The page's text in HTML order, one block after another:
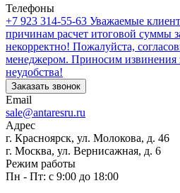
Телефоны
+7 923 314-55-63 Уважаемые
причинам расчет итоговой суммы
некорректно! Пожалуйста,
менеджером. Приносим извинения
неудобства!
Заказать звонок
Email
sale@antaresru.ru
Адрес
г. Красноярск, ул. Молокова, д. 46
г. Москва, ул. Вернисажная, д. 6
Режим работы
Пн - Пт: с 9:00 до 18:00